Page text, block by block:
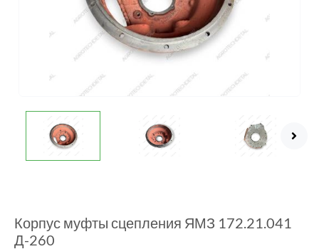
Корпус муфты сцепления ЯМЗ 172.21.041
Д-260